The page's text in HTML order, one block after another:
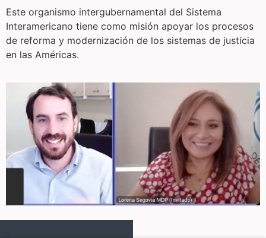
Este organismo intergubernamental del Sistema
Interamericano tiene como misión apoyar los procesos
de reforma y modernización de los sistemas de justicia
en las Américas.